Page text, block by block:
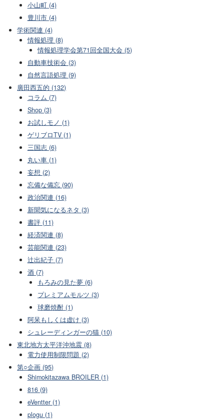
小山町 (4)
豊川市 (4)
学術関連 (4)
情報処理 (8)
情報処理学会第71回全国大会 (5)
自動車技術会 (3)
自然言語処理 (9)
廣田西五的 (132)
コラム (7)
Shop (3)
お試しモノ (1)
ゲリブロTV (1)
三国志 (6)
丸い車 (1)
妄想 (2)
忘備な備忘 (90)
政治関連 (16)
新聞気になるネタ (3)
書評 (11)
経済関連 (8)
芸能関連 (23)
辻出紀子 (7)
酒 (7)
もろみの見た夢 (6)
プレミアムモルツ (3)
球磨焼酎 (1)
阿呆もしくは虚け (3)
シュレーディンガーの猫 (10)
東北地方太平洋沖地震 (8)
電力使用制限問題 (2)
第○企画 (95)
Shimokitazawa BROILER (1)
816 (9)
eVentter (1)
plogu (1)